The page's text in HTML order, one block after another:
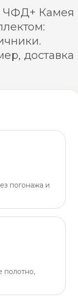
ЧФД+ Камея
доставка
погонажа и
полотно,